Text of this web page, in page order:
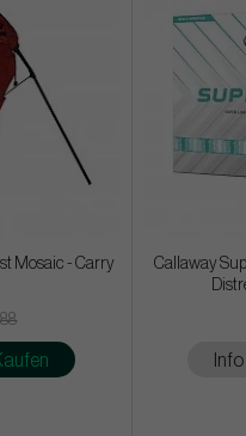
Mosaic - Carry
Callaway
Info